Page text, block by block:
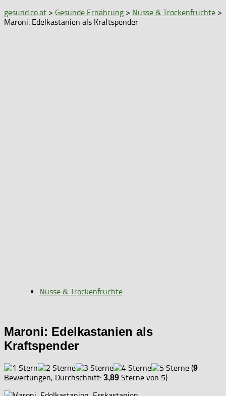
gesund.co.at > Gesunde Ernährung > Nüsse & Trockenfrüchte >
Maroni: Edelkastanien als Kraftspender
Nüsse & Trockenfrüchte
Maroni: Edelkastanien als
Kraftspender
(9
Bewertungen, Durchschnitt: 3,89 Sterne von 5)